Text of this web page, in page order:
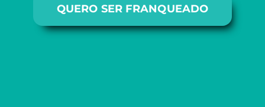
QUERO SER FRANQUEADO